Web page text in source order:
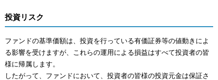
投資リスク
ファンドの基準価額は、投資を行っている有価証券等の値動きによ
る影響を受けますが、これらの運用による損益はすべて投資者の皆
様に帰属します。
したがって、ファンドにおいて、投資者の皆様の投資元金は保証さ